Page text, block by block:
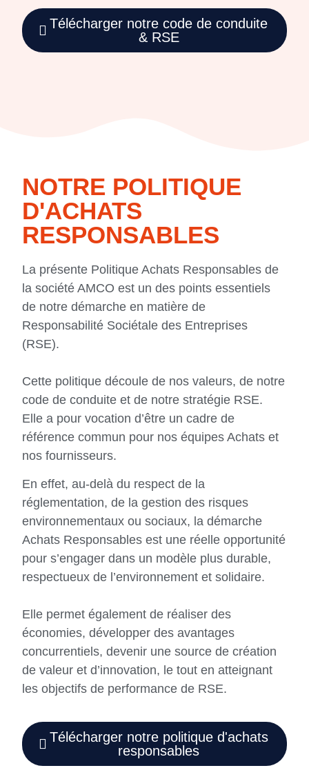
Télécharger notre code de conduite
& RSE
NOTRE POLITIQUE
D'ACHATS
RESPONSABLES
La présente Politique Achats Responsables de
la société AMCO est un des points essentiels
de notre démarche en matière de
Responsabilité Sociétale des Entreprises
(RSE).
Cette politique découle de nos valeurs, de notre
code de conduite et de notre stratégie RSE.
Elle a pour vocation d’être un cadre de
référence commun pour nos équipes Achats et
nos fournisseurs.
En effet, au-delà du respect de la
réglementation, de la gestion des risques
environnementaux ou sociaux, la démarche
Achats Responsables est une réelle opportunité
pour s’engager dans un modèle plus durable,
respectueux de l’environnement et solidaire.
Elle permet également de réaliser des
économies, développer des avantages
concurrentiels, devenir une source de création
de valeur et d’innovation, le tout en atteignant
les objectifs de performance de RSE.
Télécharger notre politique d'achats
responsables